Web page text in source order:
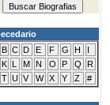
B C D E F G H
I
K L M N O P Q
R
T U V W X Y Z #